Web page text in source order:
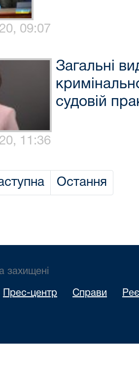
09:07
Загальні
судовій
11:36
Остання
захищені
Прес-центр Справи